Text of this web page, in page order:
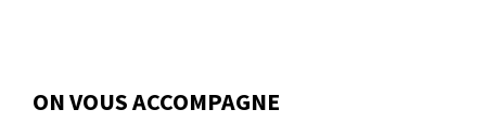
ON VOUS ACCOMPAGNE